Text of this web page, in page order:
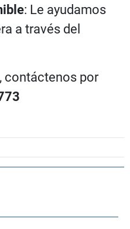
: Le ayudamos
a través del
contáctenos por